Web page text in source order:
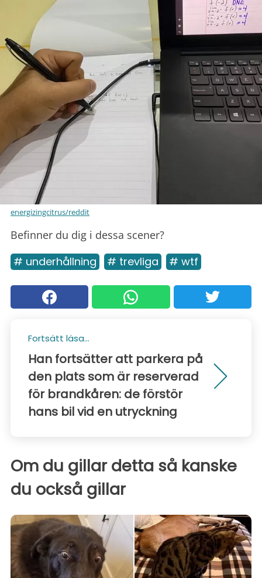
energizingcitrus/reddit
Befinner du dig i dessa scener?
# underhållning # trevliga # wtf
Fortsätt läsa...
Han fortsätter att parkera på
den plats som är reserverad
för brandkåren: de förstör
hans bil vid en utryckning
Om du gillar detta så kanske
du också gillar